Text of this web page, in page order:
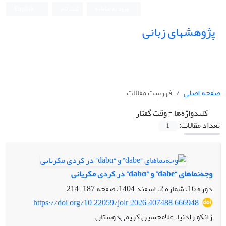
پژوهشهای زبانی
صفحه اصلی
فهرست مقالات
کلیدواژه‌ها =وقت گفتار
تعداد مقالات:
1
وجه‌نماهای “dabe” و “dabɑ” در کردی مکریانی
دوره 16، شماره 2، اسفند 1404، صفحه
187-214
https://doi.org/10.22059/jolr.2026.407488.666948
زانکو رادنیا، غلامحسین کریمی‌دوستان